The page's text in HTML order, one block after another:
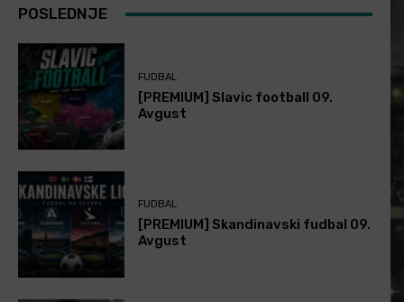
POSLEDNJE
FUDBAL
[PREMIUM] Slavic football 09.
Avgust
FUDBAL
[PREMIUM] Skandinavski fudbal 09.
Avgust